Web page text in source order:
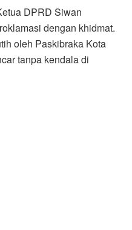
DPRD Siwan
dengan khidmat.
oleh Paskibraka Kota
tanpa kendala di